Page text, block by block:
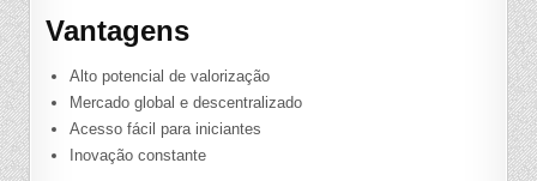
Vantagens
Alto potencial de valorização
Mercado global e descentralizado
Acesso fácil para iniciantes
Inovação constante